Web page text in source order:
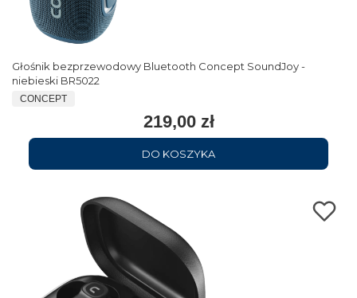
Głośnik bezprzewodowy Bluetooth Concept SoundJoy -
niebieski BR5022
CONCEPT
219,00 zł
DO KOSZYKA